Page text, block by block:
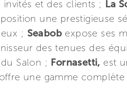
et des clients ; La
une prestigieuse
; Seabobexpose ses
des tenues des
Salon ; Fornasetti, est
offre une gamme complète